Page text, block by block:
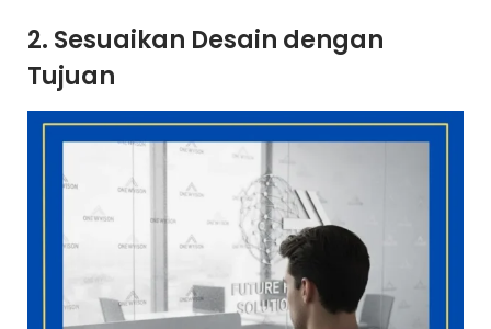
2. Sesuaikan Desain dengan
Tujuan